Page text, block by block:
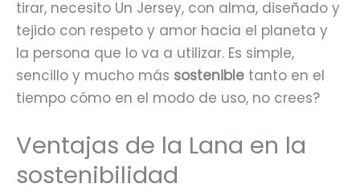
tirar, necesito Un Jersey, con alma, diseñado y
tejido con respeto y amor hacia el planeta y
la persona que lo va a utilizar. Es simple,
sencillo y mucho más sostenible tanto en el
tiempo cómo en el modo de uso, no crees?
Ventajas de la Lana en la
sostenibilidad